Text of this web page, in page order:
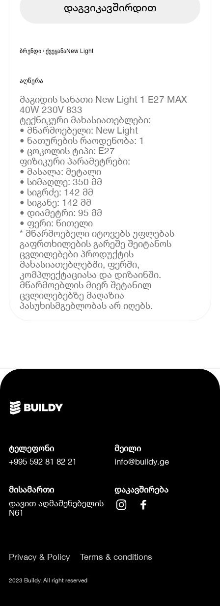
დაგვიკავშირდით
ბრენდი / ქვეყანაNew Light
აღწერა
მაგიდის სანათი New Light 1 E27 MAX
40W 230V 833
ტექნიკური მახასიათებლები:
• მწარმოებელი: New Light
• ნათურების რაოდენობა: 1
• ცოკოლის ტიპი: E27
ფიზიკური პარამეტრები:
• მასალა: მეტალი
• სიმაღლე: 350 მმ
• სიგრძე: 142 მმ
• სიგანე: 142 მმ
• დიამეტრი: 95 მმ
• ფერი: წითელი
* მწარმოებელი იტოვებს უფლებას
გაფრთხილების გარეშე შეიტანოს
ცვლილებები პროდუქტის
მახასიათებლებში, ფერში,
კომპლექტაციასა და დიზაინში.
მწარმოებლის მიერ შეტანილ
ცვლილებებზე მაღაზია
პასუხისმგებლობას არ იღებს.
ტელეფონი
+995 592 81 82 21
მეილი
info@buildy.ge
მისამართი
დავით აღმაშენებელის
N61
დაკავშირება
Privacy & Policy Terms & conditions
2023 Buildy. All right reserved